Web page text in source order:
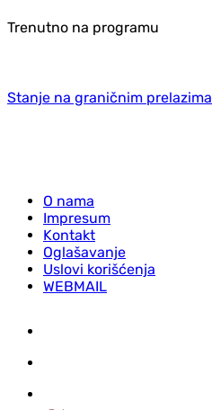
Trenutno na programu
Stanje na graničnim prelazima
O nama
Impresum
Kontakt
Oglašavanje
Uslovi korišćenja
WEBMAIL